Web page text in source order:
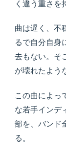
く違う重さを
曲は遅く、不
るで自分自身
去もない。そ
が壊れたよう
この曲によっ
な若手インデ
部を、バンド
る。